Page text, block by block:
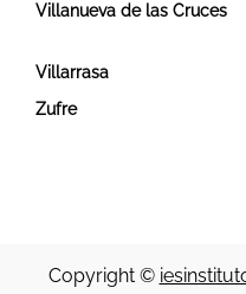
Villanueva de las Cruces
Villarrasa
Zufre
Copyright ©